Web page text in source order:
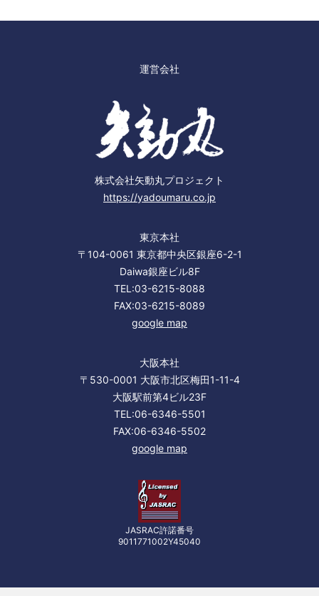
運営会社
株式会社矢動丸プロジェクト
https://yadoumaru.co.jp
東京本社
〒104-0061 東京都中央区銀座6-2-1
Daiwa銀座ビル8F
TEL:03-6215-8088
FAX:03-6215-8089
google map
大阪本社
〒530-0001 大阪市北区梅田1-11-4
大阪駅前第4ビル23F
TEL:06-6346-5501
FAX:06-6346-5502
google map
JASRAC許諾番号
9011771002Y45040